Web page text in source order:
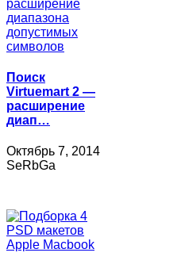
Поиск
Virtuemart 2 —
расширение
диап…
Октябрь 7, 2014
SeRbGa